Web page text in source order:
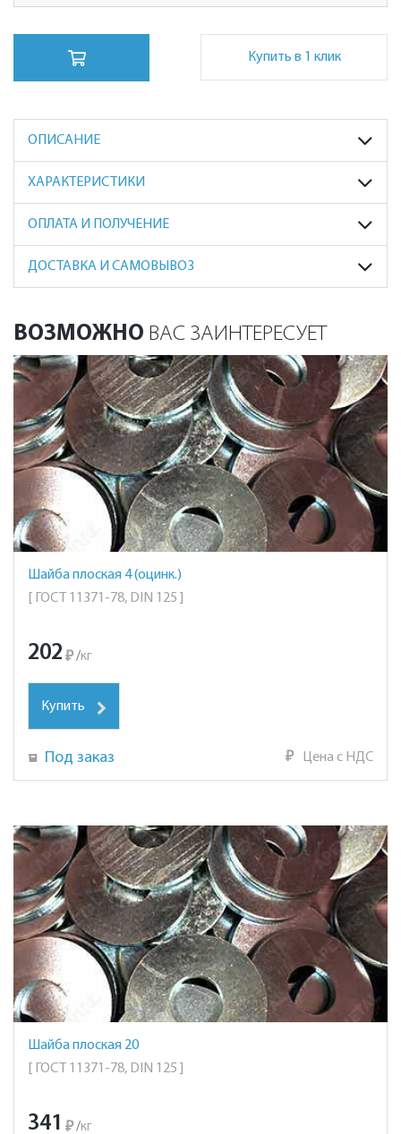
Купить в 1 клик
ОПИСАНИЕ
ХАРАКТЕРИСТИКИ
ОПЛАТА И ПОЛУЧЕНИЕ
ДОСТАВКА И САМОВЫВОЗ
ВОЗМОЖНО ВАС ЗАИНТЕРЕСУЕТ
Шайба плоская 4 (оцинк.)
[ ГОСТ 11371-78, DIN 125 ]
202 ₽ /кг
Купить
Под заказ ₽ Цена с НДС
Шайба плоская 20
[ ГОСТ 11371-78, DIN 125 ]
341 ₽ /кг